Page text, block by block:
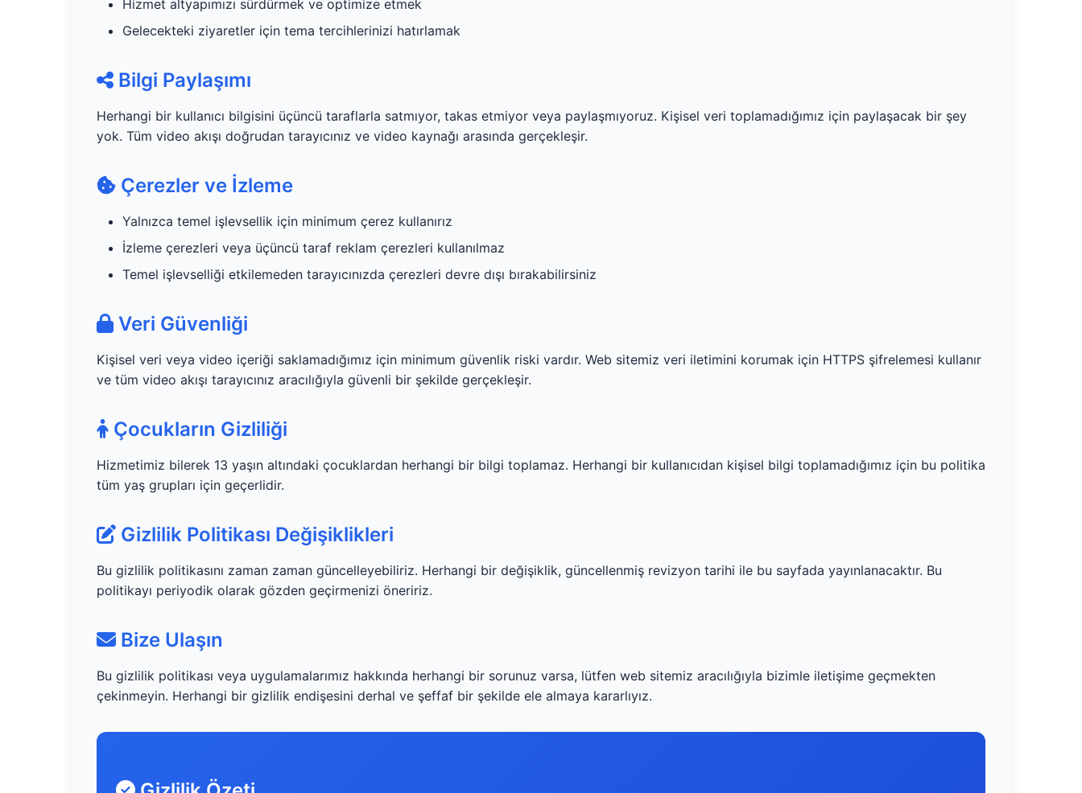
Hizmet altyapımızı sürdürmek ve optimize etmek
Gelecekteki ziyaretler için tema tercihlerinizi hatırlamak
Bilgi Paylaşımı
Herhangi bir kullanıcı bilgisini üçüncü taraflarla satmıyor, takas etmiyor veya paylaşmıyoruz. Kişisel veri toplamadığımız için paylaşacak bir şey
yok. Tüm video akışı doğrudan tarayıcınız ve video kaynağı arasında gerçekleşir.
Çerezler ve İzleme
Yalnızca temel işlevsellik için minimum çerez kullanırız
İzleme çerezleri veya üçüncü taraf reklam çerezleri kullanılmaz
Temel işlevselliği etkilemeden tarayıcınızda çerezleri devre dışı bırakabilirsiniz
Veri Güvenliği
Kişisel veri veya video içeriği saklamadığımız için minimum güvenlik riski vardır. Web sitemiz veri iletimini korumak için HTTPS şifrelemesi kullanır
ve tüm video akışı tarayıcınız aracılığıyla güvenli bir şekilde gerçekleşir.
Çocukların Gizliliği
Hizmetimiz bilerek 13 yaşın altındaki çocuklardan herhangi bir bilgi toplamaz. Herhangi bir kullanıcıdan kişisel bilgi toplamadığımız için bu politika
tüm yaş grupları için geçerlidir.
Gizlilik Politikası Değişiklikleri
Bu gizlilik politikasını zaman zaman güncelleyebiliriz. Herhangi bir değişiklik, güncellenmiş revizyon tarihi ile bu sayfada yayınlanacaktır. Bu
politikayı periyodik olarak gözden geçirmenizi öneririz.
Bize Ulaşın
Bu gizlilik politikası veya uygulamalarımız hakkında herhangi bir sorunuz varsa, lütfen web sitemiz aracılığıyla bizimle iletişime geçmekten
çekinmeyin. Herhangi bir gizlilik endişesini derhal ve şeffaf bir şekilde ele almaya kararlıyız.